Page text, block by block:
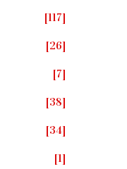
117
26
7
38
34
1